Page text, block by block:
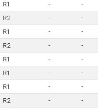
R1 - -
R2 - -
R1 - -
R2 - -
R1 - -
R1 - -
R1 - -
R2 - -